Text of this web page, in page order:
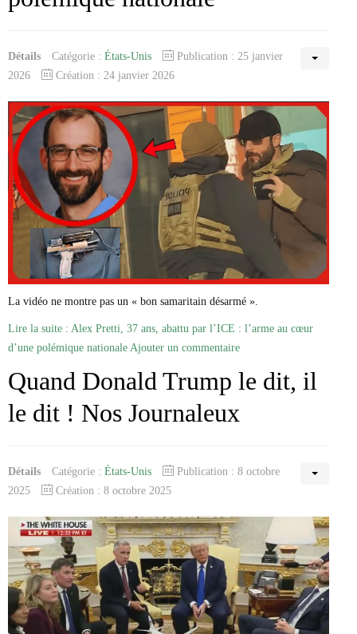
Détails Catégorie : États-Unis
Publication : 25 janvier
2026
Création : 24 janvier 2026
La vidéo ne montre pas un « bon samaritain désarmé ».
Lire la suite : Alex Pretti, 37 ans, abattu par l’ICE : l’arme au cœur
d’une polémique nationale Ajouter un commentaire
Quand Donald Trump le dit, il
le dit ! Nos Journaleux
Détails Catégorie : États-Unis
Publication : 8 octobre
2025
Création : 8 octobre 2025